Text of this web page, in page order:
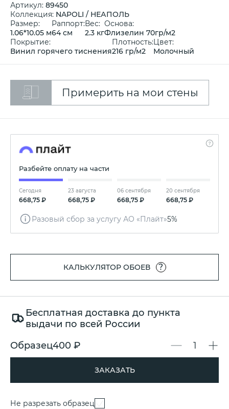
Артикул: 89450
Коллекция: NAPOLI / НЕАПОЛЬ
Размер:
1.06*10.05 м
Раппорт:
64 см
Вес:
2.3 кг
Основа:
Флизелин 70гр/м2
Покрытие:
Винил горячего тиснения
Плотность:
216 гр/м2
Цвет:
Молочный
Примерить на мои стены
Разбейте оплату на части
Сегодня
668,75 ₽
23 августа
668,75 ₽
06 сентября
668,75 ₽
20 сентября
668,75 ₽
Разовый сбор за услугу АО «Плайт»5%
КАЛЬКУЛЯТОР ОБОЕВ ?
Бесплатная доставка до пункта
выдачи по всей России
Образец400 ₽
ЗАКАЗАТЬ
Не разрезать образец